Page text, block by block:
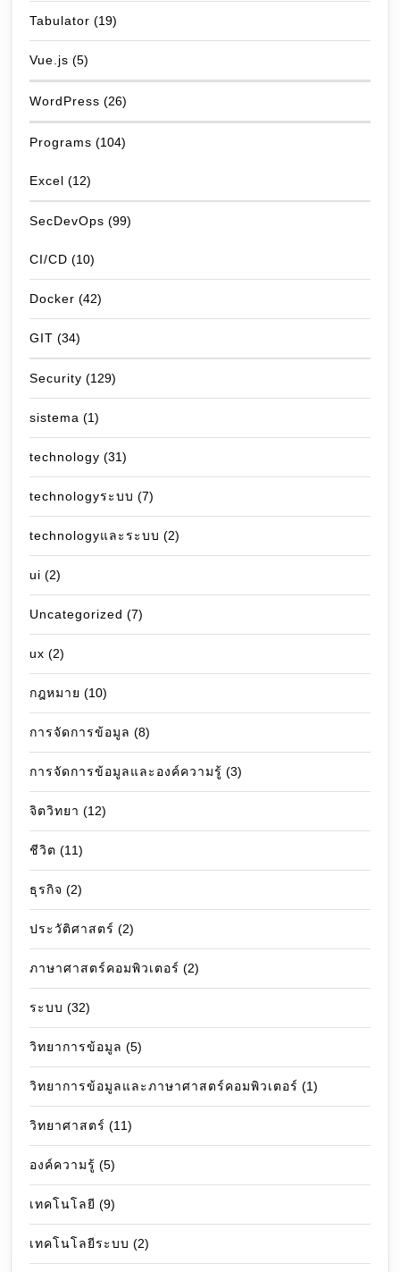
Tabulator (19)
Vue.js (5)
WordPress (26)
Programs (104)
Excel (12)
SecDevOps (99)
CI/CD (10)
Docker (42)
GIT (34)
Security (129)
sistema (1)
technology (31)
technologyระบบ (7)
technologyและระบบ (2)
ui (2)
Uncategorized (7)
ux (2)
กฎหมาย (10)
การจัดการข้อมูล (8)
การจัดการข้อมูลและองค์ความรู้ (3)
จิตวิทยา (12)
ชีวิต (11)
ธุรกิจ (2)
ประวัติศาสตร์ (2)
ภาษาศาสตร์คอมพิวเตอร์ (2)
ระบบ (32)
วิทยาการข้อมูล (5)
วิทยาการข้อมูลและภาษาศาสตร์คอมพิวเตอร์ (1)
วิทยาศาสตร์ (11)
องค์ความรู้ (5)
เทคโนโลยี (9)
เทคโนโลยีระบบ (2)